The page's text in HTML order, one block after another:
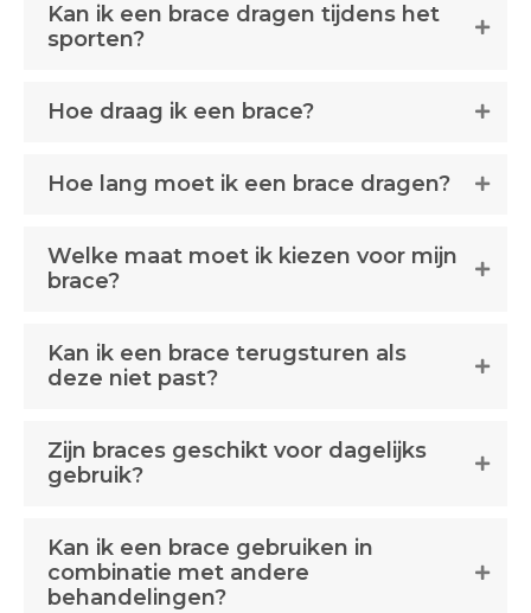
Kan ik een brace dragen tijdens het
sporten?
Hoe draag ik een brace?
Hoe lang moet ik een brace dragen?
Welke maat moet ik kiezen voor mijn
brace?
Kan ik een brace terugsturen als
deze niet past?
Zijn braces geschikt voor dagelijks
gebruik?
Kan ik een brace gebruiken in
combinatie met andere
behandelingen?